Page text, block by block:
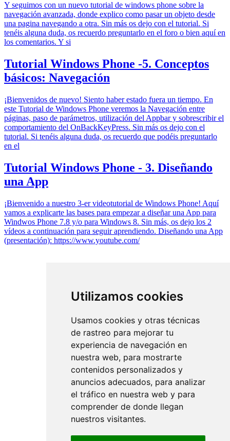
Utilizamos cookies
Usamos cookies y otras técnicas
de rastreo para mejorar tu
experiencia de navegación en
nuestra web, para mostrarte
contenidos personalizados y
anuncios adecuados, para analizar
el tráfico en nuestra web y para
comprender de donde llegan
nuestros visitantes.
Y seguimos con un nuevo tutorial de windows phone sobre la
navegación avanzada, donde explico como pasar un objeto desde
una pagina navegando a otra. Sin más os dejo con el tutorial. Si
tenéis alguna duda, os recuerdo preguntarlo en el foro o bien aquí en
los comentarios. Y si
Tutorial Windows Phone -5. Conceptos
básicos: Navegación
¡Bienvenidos de nuevo! Siento haber estado fuera un tiempo. En
este Tutorial de Windows Phone veremos la Navegación entre
páginas, paso de parámetros, utilización del Appbar y sobrescribir el
comportamiento del OnBackKeyPress. Sin más os dejo con el
tutorial. Si tenéis alguna duda, os recuerdo que podéis preguntarlo
en el
Tutorial Windows Phone - 3. Diseñando
una App
¡Bienvenido a nuestro 3-er videotutorial de Windows Phone! Aquí
vamos a explicarte las bases para empezar a diseñar una App para
Windwos Phone 7.8 y/o para Windows 8. Sin más, os dejo los 2
vídeos a continuación para seguir aprendiendo. Diseñando una App
(presentación): https://www.youtube.com/